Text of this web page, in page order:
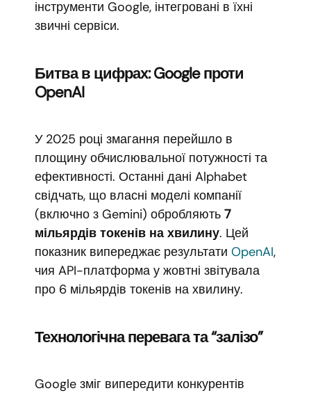
інструменти Google, інтегровані в їхні
звичні сервіси.
Битва в цифрах: Google проти
OpenAI
У 2025 році змагання перейшло в
площину обчислювальної потужності та
ефективності. Останні дані Alphabet
свідчать, що власні моделі компанії
(включно з Gemini) обробляють 7
мільярдів токенів на хвилину. Цей
показник випереджає результати OpenAI,
чия API-платформа у жовтні звітувала
про 6 мільярдів токенів на хвилину.
Технологічна перевага та “залізо”
Google зміг випередити конкурентів